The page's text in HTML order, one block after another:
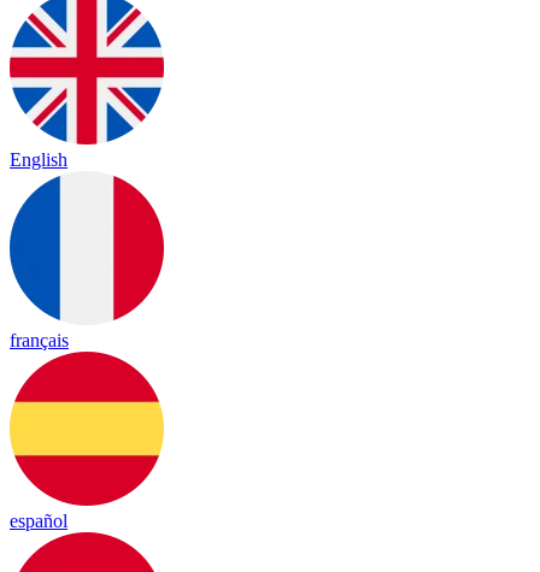
English
français
español